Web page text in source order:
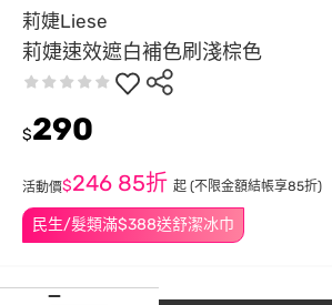
莉婕Liese
莉婕速效遮白補色刷淺棕色
民生/髮類滿$388送舒潔冰巾
$290
活動價$246 85折 起 (不限金額結帳享85折)